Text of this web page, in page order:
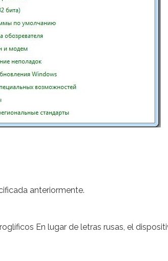
anteriormente.
En lugar de letras rusas, el